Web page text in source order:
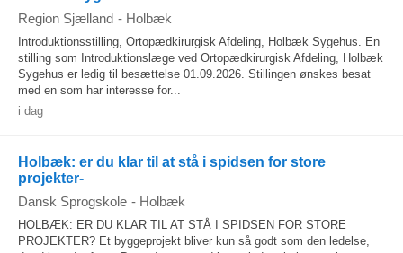
Region Sjælland - Holbæk
Introduktionsstilling, Ortopædkirurgisk Afdeling, Holbæk Sygehus. En
stilling som Introduktionslæge ved Ortopædkirurgisk Afdeling, Holbæk
Sygehus er ledig til besættelse 01.09.2026. Stillingen ønskes besat
med en som har interesse for...
i dag
Holbæk: er du klar til at stå i spidsen for store
projekter-
Dansk Sprogskole - Holbæk
HOLBÆK: ER DU KLAR TIL AT STÅ I SPIDSEN FOR STORE
PROJEKTER? Et byggeprojekt bliver kun så godt som den ledelse,